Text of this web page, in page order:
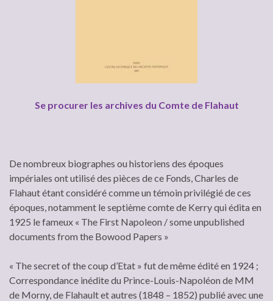
Se procurer les archives du Comte de Flahaut
De nombreux biographes ou historiens des époques
impériales ont utilisé des pièces de ce Fonds, Charles de
Flahaut étant considéré comme un témoin privilégié de ces
époques, notamment le septième comte de Kerry qui édita en
1925 le fameux « The First Napoleon / some unpublished
documents from the Bowood Papers »
« The secret of the coup d’Etat » fut de même édité en 1924 ;
Correspondance inédite du Prince-Louis-Napoléon de MM
de Morny, de Flahault et autres (1848 – 1852) publié avec une